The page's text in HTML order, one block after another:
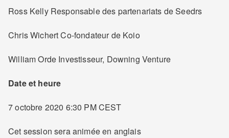
Ross Kelly Responsable des partenariats de Seedrs
Chris Wichert Co-fondateur de Koio
William Orde Investisseur, Downing Venture
Date et heure
7 octobre 2020 6:30 PM CEST
Cet session sera animée en anglais